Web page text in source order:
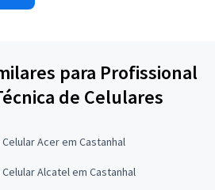
para Profissional
de Celulares
Acer em Castanhal
Alcatel em Castanhal